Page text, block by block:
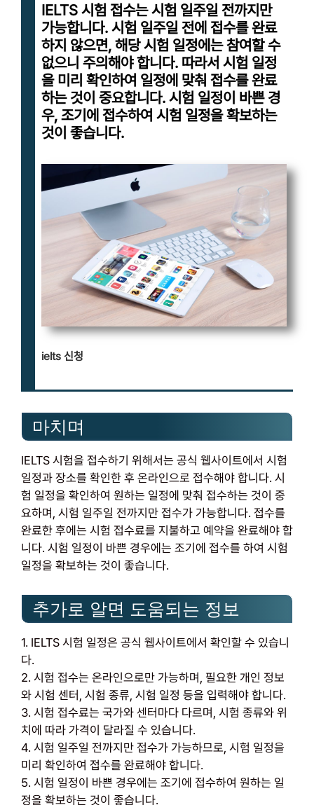
IELTS 시험 접수는 시험 일주일 전까지만
가능합니다. 시험 일주일 전에 접수를 완료
하지 않으면, 해당 시험 일정에는 참여할 수
없으니 주의해야 합니다. 따라서 시험 일정
을 미리 확인하여 일정에 맞춰 접수를 완료
하는 것이 중요합니다. 시험 일정이 바쁜 경
우, 조기에 접수하여 시험 일정을 확보하는
것이 좋습니다.
ielts 신청
마치며
IELTS 시험을 접수하기 위해서는 공식 웹사이트에서 시험
일정과 장소를 확인한 후 온라인으로 접수해야 합니다. 시
험 일정을 확인하여 원하는 일정에 맞춰 접수하는 것이 중
요하며, 시험 일주일 전까지만 접수가 가능합니다. 접수를
완료한 후에는 시험 접수료를 지불하고 예약을 완료해야 합
니다. 시험 일정이 바쁜 경우에는 조기에 접수를 하여 시험
일정을 확보하는 것이 좋습니다.
추가로 알면 도움되는 정보
1. IELTS 시험 일정은 공식 웹사이트에서 확인할 수 있습니
다.
2. 시험 접수는 온라인으로만 가능하며, 필요한 개인 정보
와 시험 센터, 시험 종류, 시험 일정 등을 입력해야 합니다.
3. 시험 접수료는 국가와 센터마다 다르며, 시험 종류와 위
치에 따라 가격이 달라질 수 있습니다.
4. 시험 일주일 전까지만 접수가 가능하므로, 시험 일정을
미리 확인하여 접수를 완료해야 합니다.
5. 시험 일정이 바쁜 경우에는 조기에 접수하여 원하는 일
정을 확보하는 것이 좋습니다.